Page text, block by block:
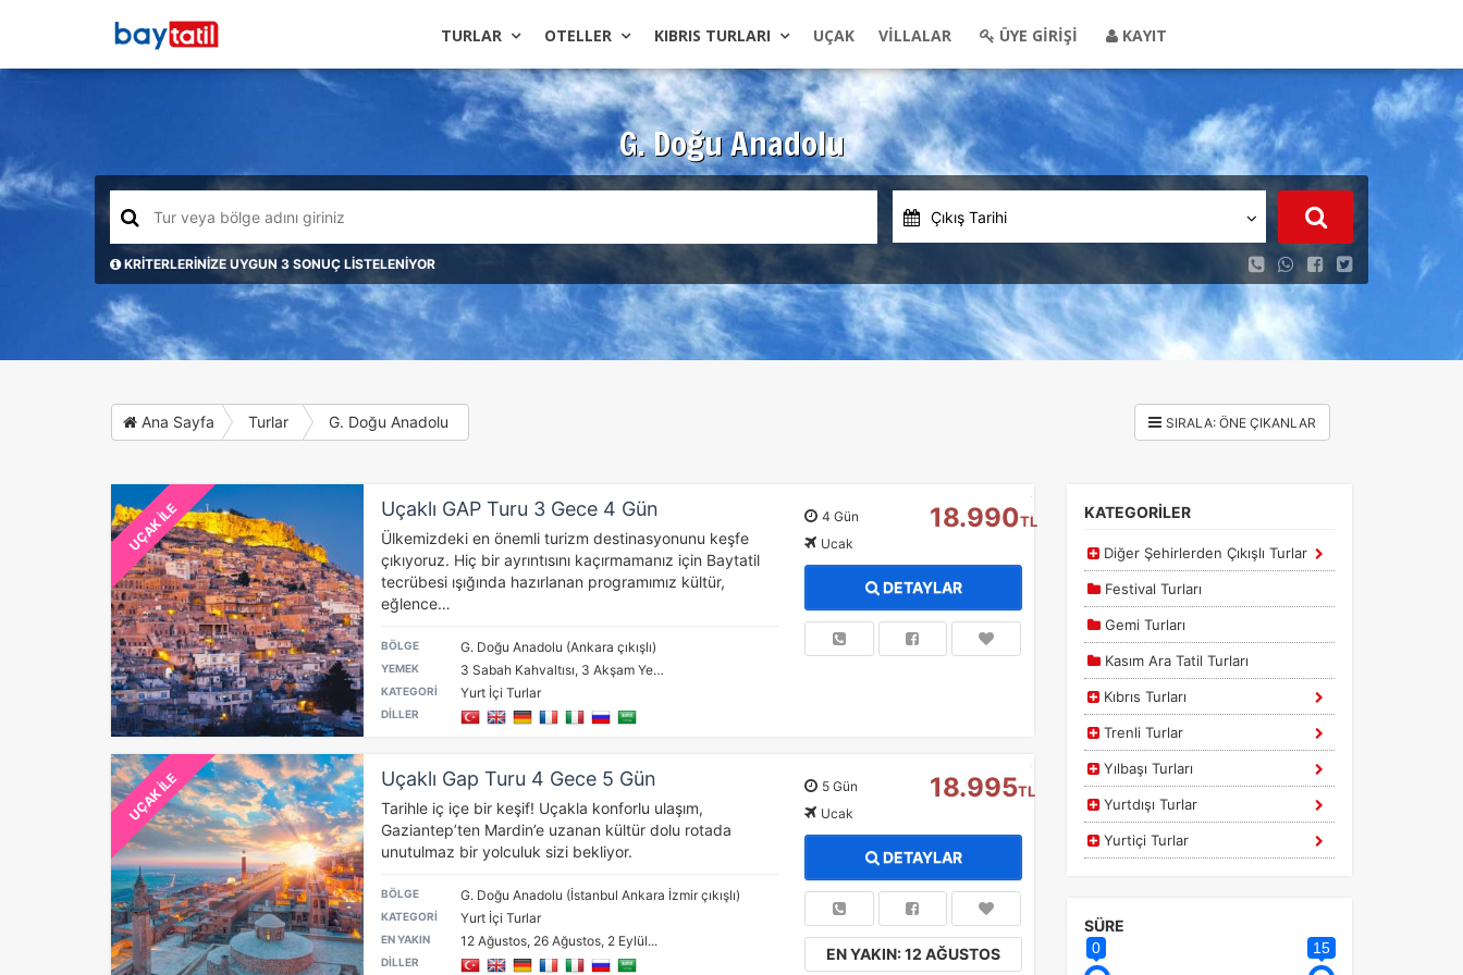
TURLAR OTELLER KIBRIS TURLARI UÇAK VILLALAR ÜYE GİRİŞİ KAYIT
G. Doğu Anadolu
Çıkış Tarihi
KRİTERLERİNİZE UYGUN 3 SONUÇ LİSTELENİYOR
Ana Sayfa Turlar G. Doğu Anadolu
UÇAK İLE Uçaklı GAP Turu 3 Gece 4 Gün
Ülkemizdeki en önemli turizm destinasyonunu keşfe
çıkıyoruz. Hiç bir ayrıntısını kaçırmamanız için Baytatil
tecrübesi ışığında hazırlanan programımız kültür,
eğlence…
BÖLGE G. Doğu Anadolu (Ankara çıkışlı)
YEMEK 3 Sabah Kahvaltısı, 3 Akşam Ye…
KATEGORİ Yurt İçi Turlar
DİLLER
4 Gün
Ucak
18.990TL
DETAYLAR
UÇAK İLE Uçaklı Gap Turu 4 Gece 5 Gün
Tarihle iç içe bir keşif! Uçakla konforlu ulaşım,
Gaziantep’ten Mardin’e uzanan kültür dolu rotada
unutulmaz bir yolculuk sizi bekliyor.
BÖLGE G. Doğu Anadolu (İstanbul Ankara İzmir çıkışlı)
KATEGORİ Yurt İçi Turlar
EN YAKIN 12 Ağustos, 26 Ağustos, 2 Eylül...
DİLLER
5 Gün
Ucak
18.995TL
DETAYLAR
EN YAKIN: 12 AĞUSTOS
KATEGORİLER
Diğer Şehirlerden Çıkışlı Turlar
Festival Turları
Gemi Turları
Kasım Ara Tatil Turları
Kıbrıs Turları
Trenli Turlar
Yılbaşı Turları
Yurtdışı Turlar
Yurtiçi Turlar
SÜRE
0 15